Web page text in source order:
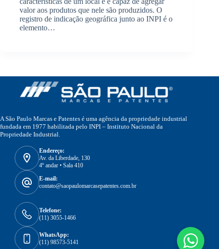
valor aos produtos que nele são produzidos. O
registro de indicação geográfica junto ao INPI é o
elemento…
A São Paulo Marcas e Patentes é uma agência da propriedade industrial
fundada em 1977 habilitada pelo INPI – Instituto Nacional da
Propriedade Industrial.
Endereço:
Av. da Liberdade, 130
4º andar • Sala 410
E-mail:
contato@saopaulomarcasepatentes.com.br
Telefone:
(11) 3055-1466
WhatsApp:
(11) 98573-5141